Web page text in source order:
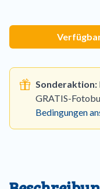
Sonderaktion:
GRATIS-
Bedingungen